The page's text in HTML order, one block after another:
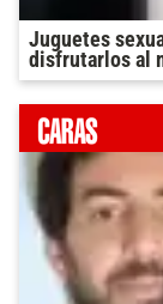
Juguetes
disfrutarlos al